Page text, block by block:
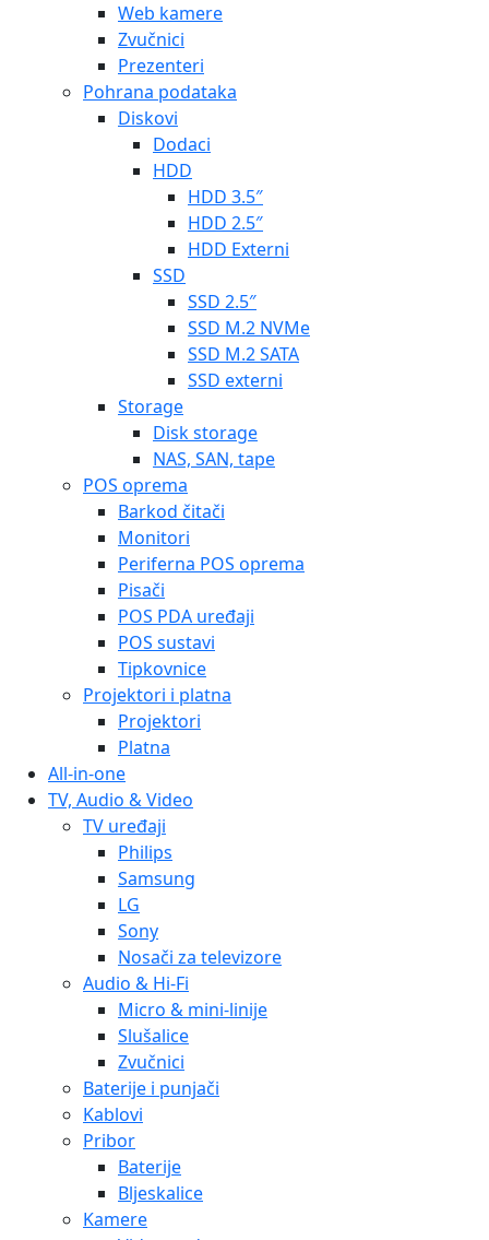
Web kamere
Zvučnici
Prezenteri
Pohrana podataka
Diskovi
Dodaci
HDD
HDD 3.5″
HDD 2.5″
HDD Externi
SSD
SSD 2.5″
SSD M.2 NVMe
SSD M.2 SATA
SSD externi
Storage
Disk storage
NAS, SAN, tape
POS oprema
Barkod čitači
Monitori
Periferna POS oprema
Pisači
POS PDA uređaji
POS sustavi
Tipkovnice
Projektori i platna
Projektori
Platna
All-in-one
TV, Audio & Video
TV uređaji
Philips
Samsung
LG
Sony
Nosači za televizore
Audio & Hi-Fi
Micro & mini-linije
Slušalice
Zvučnici
Baterije i punjači
Kablovi
Pribor
Baterije
Bljeskalice
Kamere